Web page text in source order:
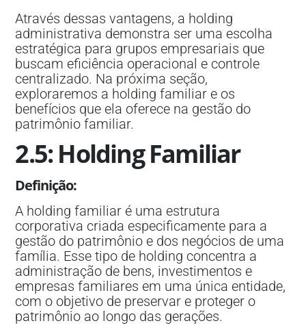
Através dessas vantagens, a holding
administrativa demonstra ser uma escolha
estratégica para grupos empresariais que
buscam eficiência operacional e controle
centralizado. Na próxima seção,
exploraremos a holding familiar e os
benefícios que ela oferece na gestão do
patrimônio familiar.
2.5: Holding Familiar
Definição:
A holding familiar é uma estrutura
corporativa criada especificamente para a
gestão do patrimônio e dos negócios de uma
família. Esse tipo de holding concentra a
administração de bens, investimentos e
empresas familiares em uma única entidade,
com o objetivo de preservar e proteger o
patrimônio ao longo das gerações.